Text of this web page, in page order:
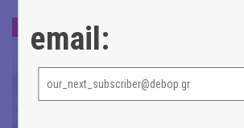
email: